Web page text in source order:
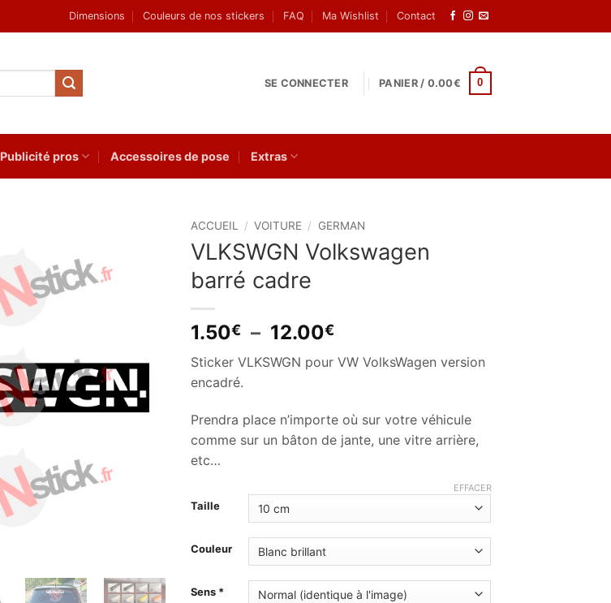
Dimensions Couleurs de nos stickers FAQ Ma Wishlist Contact
SE CONNECTER PANIER / 0.00€ 0
Publicité pros Accessoires de pose Extras
ACCUEIL / VOITURE / GERMAN
VLKSWGN Volkswagen
barré cadre
1.50€ – 12.00€Plage
prix :
12.00€
Sticker VLKSWGN pour VW VolksWagen version
encadré.
Prendra place n’importe où sur votre véhicule
comme sur un bâton de jante, une vitre arrière,
etc…
Taille
Couleur
Sens *
EFFACER